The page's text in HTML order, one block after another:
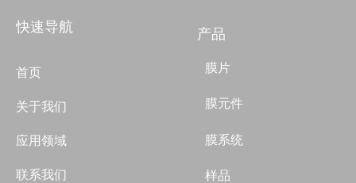
快速导航
首页
关于我们
应用领域
联系我们
产品
膜片
膜元件
膜系统
样品